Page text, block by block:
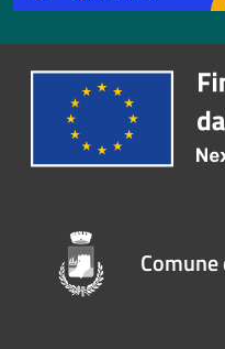
Comune